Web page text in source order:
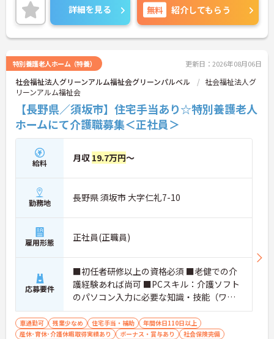
当の全額還元や実績最大105万円の賞与に加え配偶
者1万円などの手厚い扶養手当をご用意しています。
独自の福利厚生制度によるお祝い金や宿泊費補助な
どスタッフの生活を支える制度も充実しています。
らのびのびと働ける風通しの良い職場です。階層別
研修や資格取得支援制度が整っているため有資格者
の方がこれまでのご経験を活かしながら将来の管理
職やスペシャリストへと着実にキャリアアップを目
指せるやりがいのある環境です。
★おすすめPOINT★
【ワークライフバランスの充実】
・夜勤なしの日勤のみで年間休日119日を確保 ・リ
フレッシュ休暇やこども休暇など特別休暇が充実
・産休育休や産後パパ育休制度など子育て支援体制
【安心の高待遇と福利厚生】
・処遇改善手当を毎月および半期末手当として全額
い扶養手当を支給
・結婚・出生・入学のお祝い金やヘルスチェック補
助など独自の福利厚生制度を用意
【資格を活かせるキャリアアップ環境】
・公的資格取得や自己啓発支援制度を活用しスキル
アップが可能
・管理職や他職種への転換など多彩なキャリアプラ
・髪色やネイルなどが自由で個性を大切にできる社
風
詳細を見る 無料 紹介してもらう
特別養護老人ホーム（特養） 更新日：2026年08月06日
社会福祉法人グリーンアルム福祉会グリーンパルベル
社会福祉法人グ
リーンアルム福祉会
【長野県／須坂市】住宅手当あり☆特別養護老人
ホームにて介護職募集＜正社員＞
給料 月収 19.7万円～
勤務地 長野県 須坂市 大字仁礼7-10
雇用形態 正社員(正職員)
応募要件
■初任者研修以上の資格必須 ■老健での介
護経験あれば尚可 ■PCスキル：介護ソフト
のパソコン入力に必要な知識・技能（ワー
ド・エクセルの基本操作レベルになりま
す）
車通勤可 残業少なめ 住宅手当・補助
年間休日110日以上
産休･育休･介護休暇取得実績あり
ボーナス・賞与あり
社会保険完備